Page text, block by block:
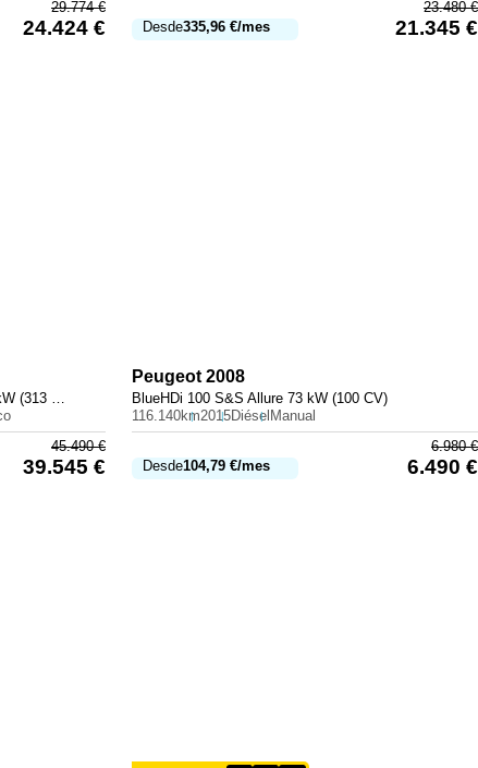
29.774€
24.424 € Desde335,96 €/mes
23.480€
21.345 €
300 e con tecnología híbrida EQ 230 kW (313 CV)
45.490€
39.545 €
Peugeot 2008
BlueHDi 100 S&S Allure 73 kW (100 CV)
116.140km2015Diésel Manual
Desde104,79 €/mes
6.980€
6.490 €